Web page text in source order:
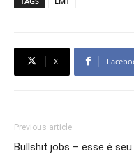
X
Previous article
Bullshit jobs – esse é seu